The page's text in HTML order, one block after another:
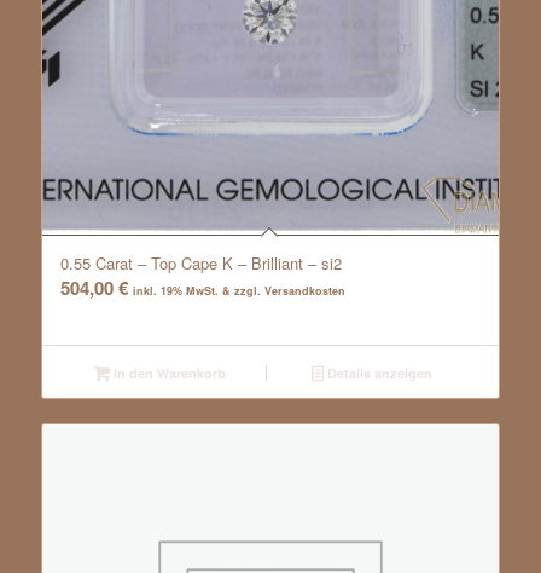
0.55 Carat – Top Cape K – Brilliant – si2
504,00€ inkl. 19% MwSt. & zzgl. Versandkosten
In den Warenkorb Details anzeigen